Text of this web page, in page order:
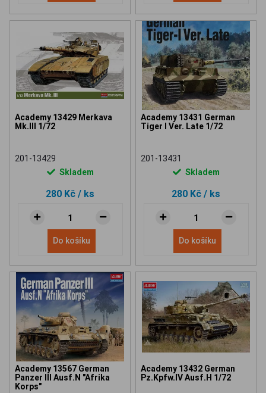
Academy 13429 Merkava
Mk.III 1/72
201-13429
Skladem
280 Kč / ks
Do košíku
Academy 13431 German
Tiger I Ver. Late 1/72
201-13431
Skladem
280 Kč / ks
Do košíku
Academy 13567 German
Panzer III Ausf.N "Afrika
Korps"
Academy 13432 German
Pz.Kpfw.IV Ausf.H 1/72